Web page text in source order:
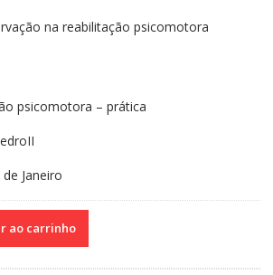
na reabilitação psicomotora
psicomotora – prática
Janeiro
ao carrinho